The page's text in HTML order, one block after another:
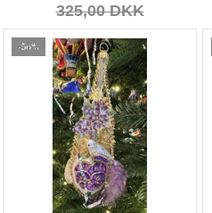
325,00 DKK
-50%